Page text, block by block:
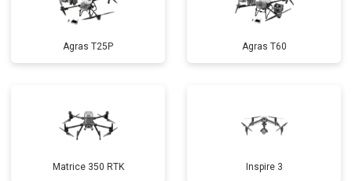
Agras T25P Agras T60
Matrice 350 RTK Inspire 3